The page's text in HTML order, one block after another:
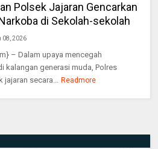
Polsek Jajaran Gencarkan
di Sekolah-sekolah
08, 2026
– Dalam upaya mencegah
kalangan generasi muda, Polres
jajaran secara... Readmore